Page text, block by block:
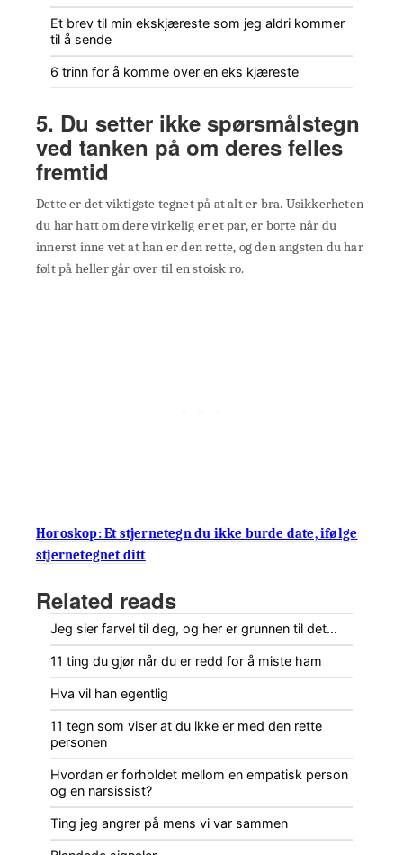
Et brev til min ekskjæreste som jeg aldri kommer
til å sende
6 trinn for å komme over en eks kjæreste
5. Du setter ikke spørsmålstegn
ved tanken på om deres felles
fremtid
Dette er det viktigste tegnet på at alt er bra. Usikkerheten
du har hatt om dere virkelig er et par, er borte når du
innerst inne vet at han er den rette, og den angsten du har
følt på heller går over til en stoisk ro.
Horoskop: Et stjernetegn du ikke burde date, ifølge
stjernetegnet ditt
Related reads
Jeg sier farvel til deg, og her er grunnen til det…
11 ting du gjør når du er redd for å miste ham
Hva vil han egentlig
11 tegn som viser at du ikke er med den rette
personen
Hvordan er forholdet mellom en empatisk person
og en narsissist?
Ting jeg angrer på mens vi var sammen